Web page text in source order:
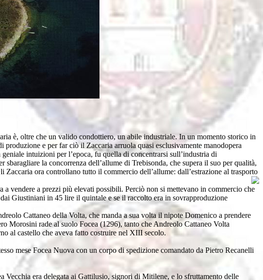
è, oltre che un valido condottiero, un abile industriale. In un momento storico in
e per far ciò il Zaccaria arruola quasi esclusivamente manodopera
intuizioni per l’epoca, fu quella di concentrarsi sull’industria di
la concorrenza dell’allume di Trebisonda, che supera il suo per qualità,
ora controllano tutto il commercio dell’allume: dall’estrazione al trasporto
vendere a prezzi più elevati possibili. Perciò non si mettevano in commercio che
Giustiniani in 45 lire il quintale e se il raccolto era in sovrapproduzione
Cattaneo della Volta, che manda a sua volta il nipote Domenico a prendere
Morosini rade al suolo Focea (1296), tanto che Andreolo Cattaneo Volta
al castello che aveva fatto costruire nel XIII secolo.
mese Focea Nuova con un corpo di spedizione comandato da Pietro Recanelli
Vecchia era delegata ai Gattilusio, signori di Mitilene, e lo sfruttamento delle